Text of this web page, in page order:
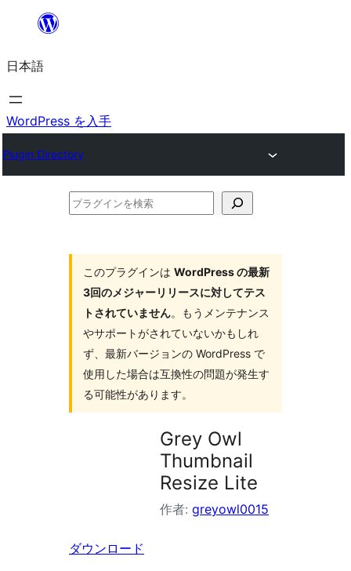
を
ス
キ
プ
日本語
WordPress を入手
Plugin Directory
プ
このプラグインは WordPress の最新
3回のメジャーリリースに対してテス
トされていません。もうメンテナンス
やサポートがされていないかもしれ
ず、最新バージョンの WordPress で
使用した場合は互換性の問題が発生す
る可能性があります。
Grey Owl
Thumbnail
Resize Lite
作者: greyowl0015
ダウンロード